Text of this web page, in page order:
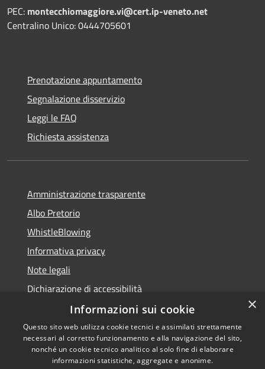
PEC: montecchiomaggiore.vi@cert.ip-veneto.net
Centralino Unico: 0444705601
Prenotazione appuntamento
Segnalazione disservizio
Leggi le FAQ
Richiesta assistenza
Amministrazione trasparente
Albo Pretorio
WhistleBlowing
Informativa privacy
Note legali
Dichiarazione di accessibilità
Accessibilità
Copyright © 2026 • Città di
Montecchio Maggiore •
×
Informazioni sui cookie
Questo sito web utilizza cookie tecnici e assimilati strettamente
necessari al corretto funzionamento e alla navigazione del sito,
nonché un cookie tecnico analitico al solo fine di elaborare
informazioni statistiche, aggregate e anonime.